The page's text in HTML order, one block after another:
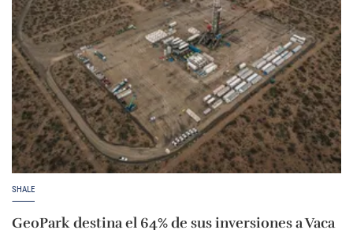
SHALE
GeoPark destina el 64% de sus inversiones a Vaca